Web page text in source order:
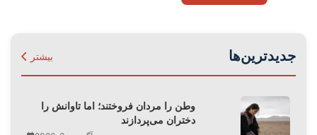
جدیدترین‌ها بیشتر
وطن را مردان فروختند؛ اما تاوانش را
دختران می‌پردازند